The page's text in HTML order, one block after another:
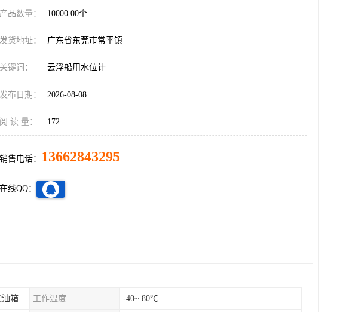
产品数量： 10000.00个
发货地址： 广东省东莞市常平镇
关键词： 云浮船用水位计
发布日期： 2026-08-08
阅 读 量： 172
销售电话： 13662843295
在线QQ：
广泛运用于发电机、发动机的汽油箱，柴油箱，液压站，水箱上 工作温度 -40~ 80℃